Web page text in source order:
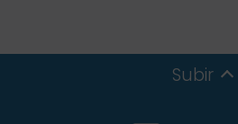
Subir